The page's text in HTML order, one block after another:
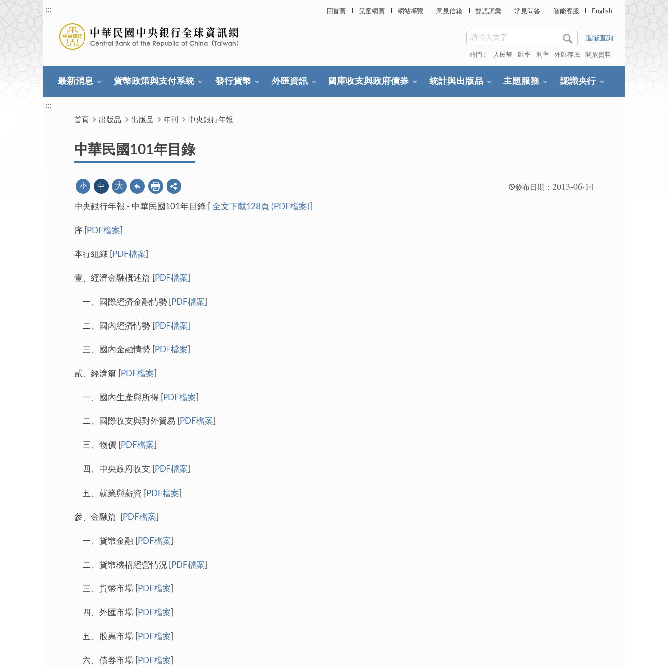
回首頁 兒童網頁 網站導覽 意見信箱 雙語詞彙 常見問答 智能客服 English
:::
進階查詢
熱門 : 人民幣 匯率 利率 外匯存底 開放資料
最新消息 貨幣政策與支付系統 發行貨幣 外匯資訊 國庫收支與政府債券 統計與出版品 主題服務 認識央行
:::
首頁 出版品 出版品 年刊 中央銀行年報
中華民國101年目錄
發布日期： 2013-06-14
小 中 大
中央銀行年報 - 中華民國101年目錄 [ 全文下載128頁 (PDF檔案)
序 [ PDF檔案
本行組織 [ PDF檔案
壹、經濟金融概述篇 [ PDF檔案
一、國際經濟金融情勢 [ PDF檔案
二、國內經濟情勢 [ PDF檔案
三、國內金融情勢 [ PDF檔案
貳、經濟篇 [ PDF檔案
一、國內生產與所得 [ PDF檔案
二、國際收支與對外貿易 [ PDF檔案
三、物價 [ PDF檔案
四、中央政府收支 [ PDF檔案
五、就業與薪資 [ PDF檔案
參、金融篇 [ PDF檔案
一、貨幣金融 [ PDF檔案
二、貨幣機構經營情況 [ PDF檔案
三、貨幣市場 [ PDF檔案
四、外匯市場 [ PDF檔案
五、股票市場 [ PDF檔案
六、債券市場 [ PDF檔案